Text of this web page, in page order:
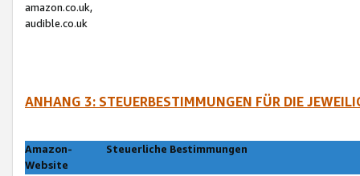
amazon.co.uk,
audible.co.uk
ANHANG 3: STEUERBESTIMMUNGEN FÜR DIE
Amazon-
Website
Steuerliche Bestimmungen